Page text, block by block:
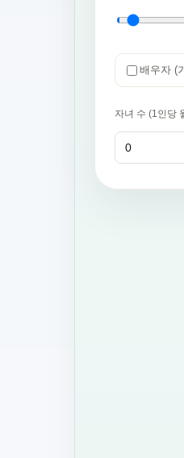
배우자 (
자녀 수 (1인당